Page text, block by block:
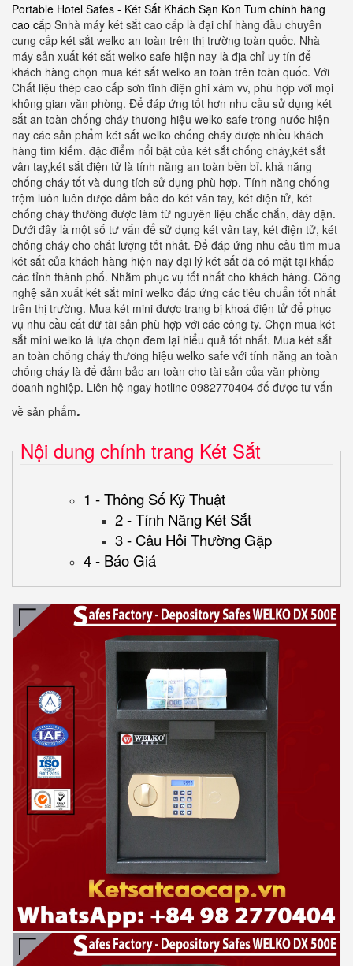
Portable Hotel Safes - Két Sắt Khách Sạn Kon Tum chính hãng
cao cấp Snhà máy két sắt cao cấp là đại chỉ hàng đầu chuyên
cung cấp két sắt welko an toàn trên thị trường toàn quốc. Nhà
máy sản xuất két sắt welko safe hiện nay là địa chỉ uy tín để
khách hàng chọn mua két sắt welko an toàn trên toàn quốc. Với
Chất liệu thép cao cấp sơn tĩnh điện ghi xám vv, phù hợp với mọi
không gian văn phòng. Để đáp ứng tốt hơn nhu cầu sử dụng két
sắt an toàn chống cháy thương hiệu welko safe trong nước hiện
nay các sản phẩm két sắt welko chống cháy được nhiều khách
hàng tìm kiếm. đặc điểm nổi bật của két sắt chống cháy,két sắt
vân tay,két sắt điện tử là tính năng an toàn bền bỉ. khả năng
chống cháy tốt và dung tích sử dụng phù hợp. Tính năng chống
trộm luôn luôn được đảm bảo do két vân tay, két điện tử, két
chống cháy thường được làm từ nguyên liệu chắc chắn, dày dặn.
Dưới đây là một số tư vấn để sử dụng két vân tay, két điện tử, két
chống cháy cho chất lượng tốt nhất. Để đáp ứng nhu cầu tìm mua
két sắt của khách hàng hiện nay đại lý két sắt đã có mặt tại khắp
các tỉnh thành phố. Nhằm phục vụ tốt nhất cho khách hàng. Công
nghệ sản xuất két sắt mini welko đáp ứng các tiêu chuẩn tốt nhất
trên thị trường. Mua két mini được trang bị khoá điện tử để phục
vụ nhu cầu cất dữ tài sản phù hợp với các công ty. Chọn mua két
sắt mini welko là lựa chọn đem lại hiểu quả tốt nhất. Mua két sắt
an toàn chống cháy thương hiệu welko safe với tính năng an toàn
chống cháy là để đảm bảo an toàn cho tài sản của văn phòng
doanh nghiệp. Liên hệ ngay hotline 0982770404 để được tư vấn
về sản phẩm.
Nội dung chính trang Két Sắt
1 - Thông Số Kỹ Thuật
2 - Tính Năng Két Sắt
3 - Câu Hỏi Thường Gặp
4 - Báo Giá